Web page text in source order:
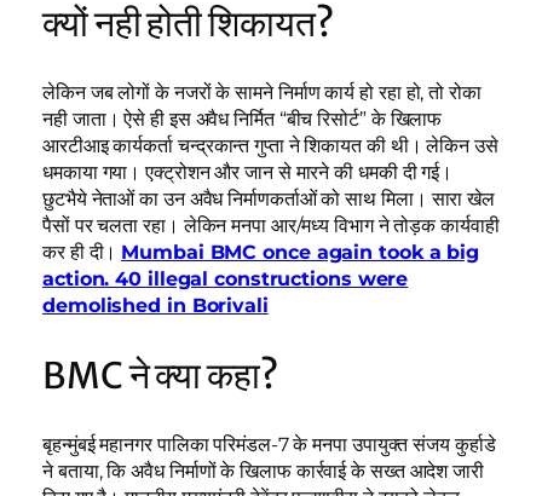
क्यों नही होती शिकायत?
लेकिन जब लोगों के नजरों के सामने निर्माण कार्य हो रहा हो, तो रोका
नही जाता। ऐसे ही इस अवैध निर्मित “बीच रिसोर्ट” के खिलाफ
आरटीआइ कार्यकर्ता चन्द्रकान्त गुप्ता ने शिकायत की थी। लेकिन उसे
धमकाया गया। एक्ट्रोशन और जान से मारने की धमकी दी गई।
छुटभैये नेताओं का उन अवैध निर्माणकर्ताओं को साथ मिला। सारा खेल
पैसों पर चलता रहा। लेकिन मनपा आर/मध्य विभाग ने तोड़क कार्यवाही
कर ही दी। Mumbai BMC once again took a big
action. 40 illegal constructions were
demolished in Borivali
BMC ने क्या कहा?
बृहन्मुंबई महानगर पालिका परिमंडल-7 के मनपा उपायुक्त संजय कुर्हाडे
ने बताया, कि अवैध निर्माणों के खिलाफ कार्रवाई के सख्त आदेश जारी